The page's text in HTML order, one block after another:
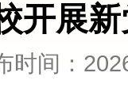
开展
时间：